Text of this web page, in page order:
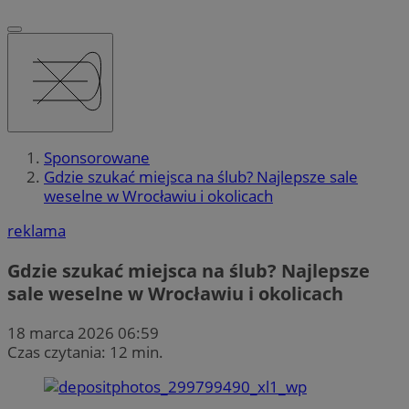
Sponsorowane
Gdzie szukać miejsca na ślub? Najlepsze sale
weselne w Wrocławiu i okolicach
reklama
Gdzie szukać miejsca na ślub? Najlepsze
sale weselne w Wrocławiu i okolicach
18 marca 2026 06:59
Czas czytania: 12 min.